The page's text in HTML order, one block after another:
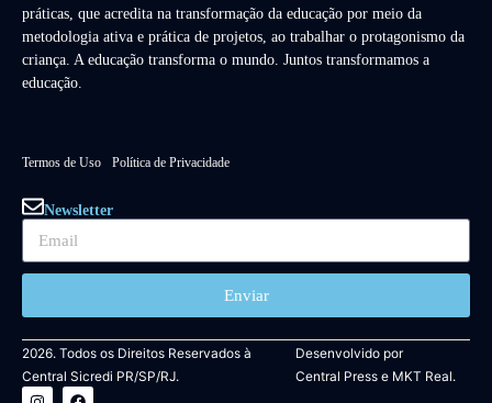
práticas, que acredita na transformação da educação por meio da
metodologia ativa e prática de projetos, ao trabalhar o protagonismo da
criança. A educação transforma o mundo. Juntos transformamos a
educação.
Termos de Uso Política de Privacidade
Newsletter
Enviar
2026. Todos os Direitos Reservados à
Central Sicredi PR/SP/RJ.
Desenvolvido por
Central Presse MKT Real.